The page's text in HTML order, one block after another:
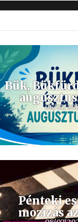
period
Bük,
08/01/
Pénteki
mozizás